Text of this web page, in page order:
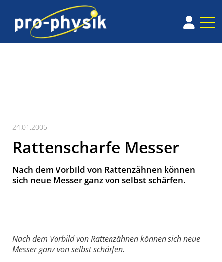
24.01.2005
Rattenscharfe Messer
Nach dem Vorbild von Rattenzähnen können
sich neue Messer ganz von selbst schärfen.
Nach dem Vorbild von Rattenzähnen können sich neue
Messer ganz von selbst schärfen.